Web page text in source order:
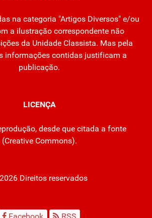
na categoria "Artigos Diversos" e/ou
a ilustração correspondente não
da Unidade Classista. Mas pela
informações contidas justificam a
publicação.
LICENÇA
desde que citada a fonte
(Creative Commons).
Direitos reservados